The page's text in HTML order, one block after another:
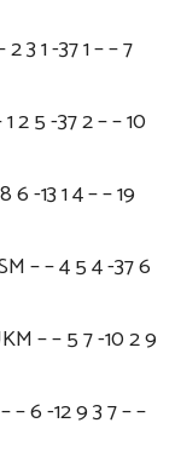
3 1 -37 1 – – 7
2 5 -37 2 – – 10
-13 1 4 – – 19
– – 4 5 4 -37 6
– – 5 7 -10 2 9
– 6 -12 9 3 7 – –